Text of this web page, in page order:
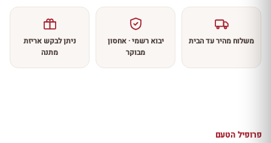
משלוח מהיר עד הבית
יבוא רשמי · אחסון
מבוקר
ניתן לבקש אריזת
מתנה
פרופיל הטעם